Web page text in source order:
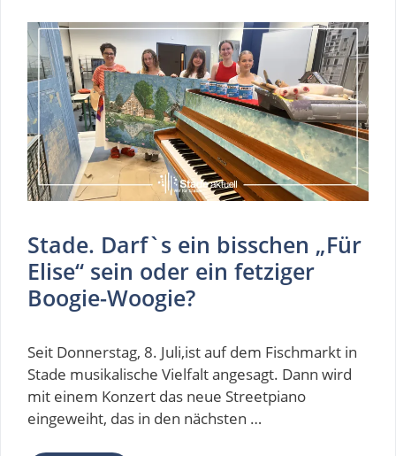
Stade. Darf`s ein bisschen „Für
Elise“ sein oder ein fetziger
Boogie-Woogie?
Seit Donnerstag, 8. Juli,ist auf dem Fischmarkt in
Stade musikalische Vielfalt angesagt. Dann wird
mit einem Konzert das neue Streetpiano
eingeweiht, das in den nächsten …